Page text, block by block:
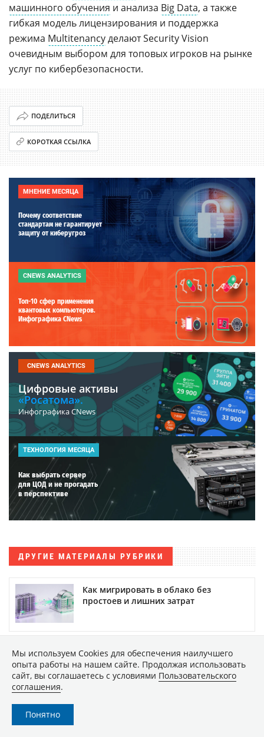
машинного обучения и анализа Big Data, а также
гибкая модель лицензирования и поддержка
режима Multitenancyделают Security Vision
очевидным выбором для топовых игроков на рынке
услуг по кибербезопасности.
ПОДЕЛИТЬСЯ
КОРОТКАЯ ССЫЛКА
МНЕНИЕ МЕСЯЦА
Почему соответствие
стандартам не гарантирует
защиту от киберугроз
CNEWS ANALYTICS
Топ-10 сфер применения
квантовых компьютеров.
Инфографика CNews
CNEWS ANALYTICS
Цифровые активы
«Росатома».
Инфографика CNews
ТЕХНОЛОГИЯ МЕСЯЦА
Как выбрать сервер
для ЦОД и не прогадать
в перспективе
ДРУГИЕ МАТЕРИАЛЫ РУБРИКИ
Как мигрировать в облако без
простоев и лишних затрат
Кошельку будет очень больно.
Компаниям влетит в копеечку
принудительный переход на
российские сертификаты
Мы используем Сookies для обеспечения наилучшего
опыта работы на нашем сайте. Продолжая использовать
сайт, вы соглашаетесь с условиями Пользовательского
соглашения.
Понятно